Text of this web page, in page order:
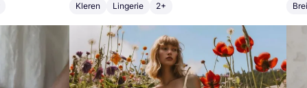
Kleren Lingerie 2+